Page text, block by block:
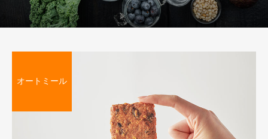
オートミール